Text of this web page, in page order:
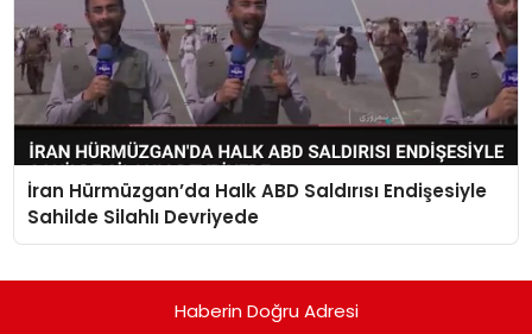
İran Hürmüzgan’da Halk ABD Saldırısı Endişesiyle
Sahilde Silahlı Devriyede
Haberin Doğru Adresi